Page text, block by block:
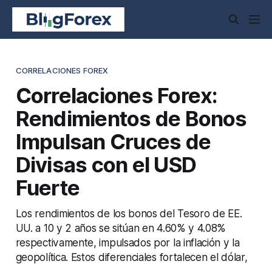
CORRELACIONES FOREX
Correlaciones Forex:
Rendimientos de Bonos
Impulsan Cruces de
Divisas con el USD
Fuerte
Los rendimientos de los bonos del Tesoro de EE.
UU. a 10 y 2 años se sitúan en 4.60% y 4.08%
respectivamente, impulsados por la inflación y la
geopolítica. Estos diferenciales fortalecen el dólar,